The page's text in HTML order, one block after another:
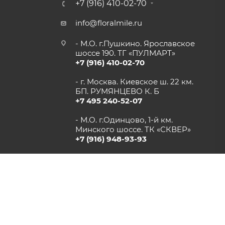
+7 (916) 410-02-70
info@floralmile.ru
- М.О. г.Пушкино. Ярославское
шоссе 190. ТГ «ПУЛМАРТ»
+7 (916) 410-02-70
- г. Москва. Киевское ш. 22 км.
БП. РУМЯНЦЕВО К. Б
+7 495 240-52-07
- М.О. г.Одинцово, 1-й км.
Минского шоссе. ТК «СКВЕР»
+7 (916) 948-93-93